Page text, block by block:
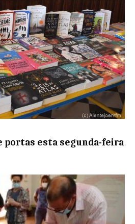
portas esta segunda-feira